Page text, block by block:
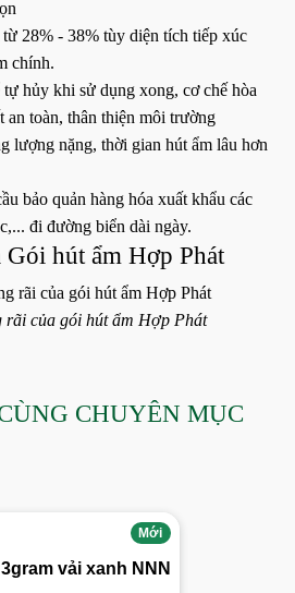
28% - 38% tùy diện tích tiếp xúc
chính.
hủy khi sử dụng xong, cơ chế hòa
an toàn, thân thiện môi trường
lượng nặng, thời gian hút ẩm lâu hơn
bảo quản hàng hóa xuất khẩu các
đi đường biển dài ngày.
hút ẩm Hợp Phát
rãi của gói hút ẩm Hợp Phát
CHUYÊN MỤC
Mới
vải xanh NNN